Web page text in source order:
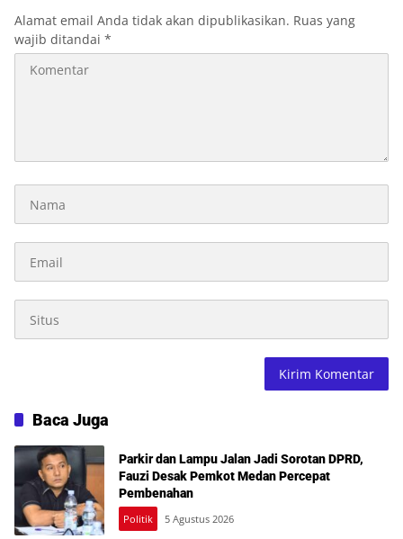
Alamat email Anda tidak akan dipublikasikan. Ruas yang
wajib ditandai *
Baca Juga
Parkir dan Lampu Jalan Jadi Sorotan DPRD,
Fauzi Desak Pemkot Medan Percepat
Pembenahan
Politik 5 Agustus 2026